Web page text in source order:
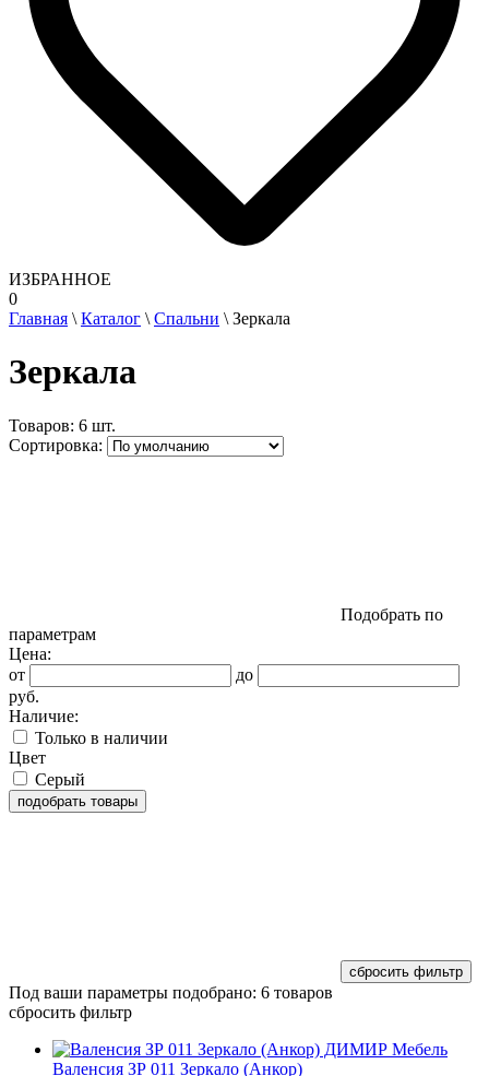
ИЗБРАННОЕ
0
Главная \ Каталог \ Спальни \ Зеркала
Зеркала
Товаров: 6 шт.
Сортировка:
Подобрать по
параметрам
Цена:
от
до
руб.
Наличие:
Только в наличии
Цвет
Серый
Под ваши параметры подобрано: 6 товаров
сбросить фильтр
Валенсия ЗР 011 Зеркало (Анкор)